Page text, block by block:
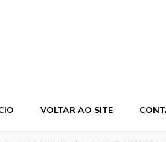
Cor
VOLTAR AO SITE